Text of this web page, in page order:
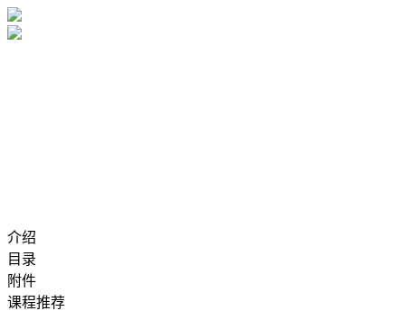
介绍
目录
附件
课程推荐